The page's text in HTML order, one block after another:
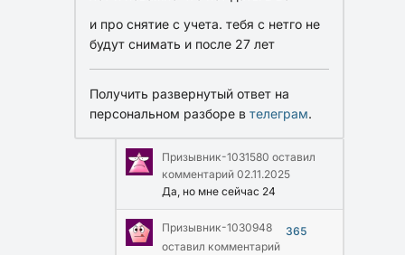
и про снятие с учета. тебя с нетго не
будут снимать и после 27 лет
Получить развернутый ответ на
персональном разборе в телеграм.
Призывник-1031580 оставил
комментарий 02.11.2025
Да, но мне сейчас 24
Призывник-1030948
365
оставил комментарий